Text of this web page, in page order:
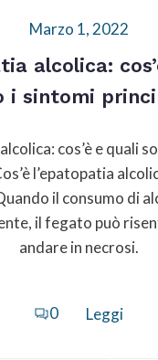
Marzo 1, 2022
alcolica:
i sintomi
cos’è e quali
l’epatopatia
il consumo di
il fegato può
andare in necrosi.
0 Leggi